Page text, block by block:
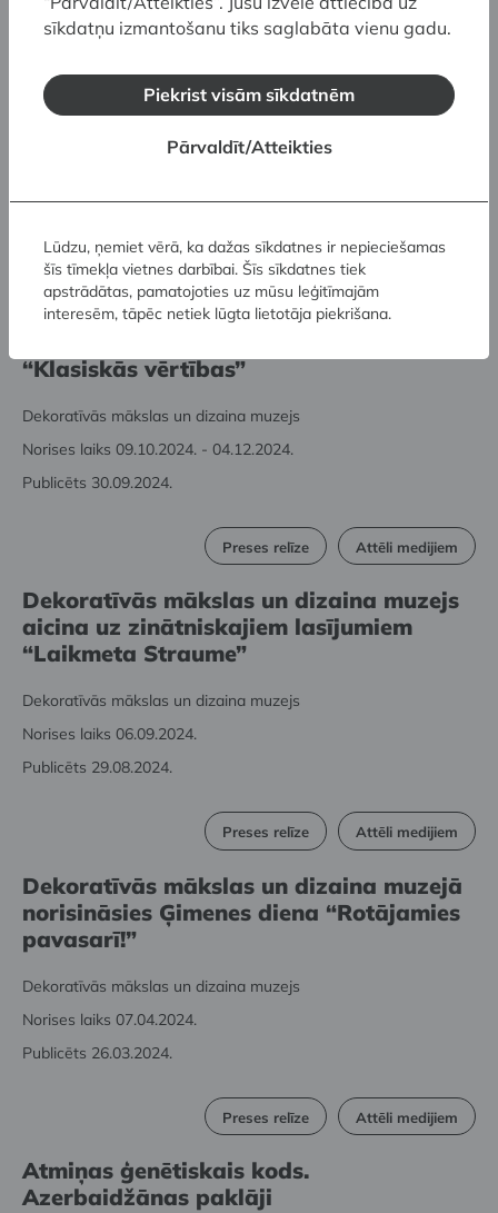
Dekoratīvās mākslas un dizaina muzejā
stiklā”
Publicēts 09.04.2025.
Preses relīze Attēli medijiem
Dekoratīvās mākslas un dizaina muzejs
“Klasiskās vērtības”
Dekoratīvās mākslas un dizaina muzejs
Norises laiks 09.10.2024. - 04.12.2024.
Publicēts 30.09.2024.
Preses relīze Attēli medijiem
Dekoratīvās mākslas un dizaina muzejs
aicina uz zinātniskajiem lasījumiem
“Laikmeta Straume”
Dekoratīvās mākslas un dizaina muzejs
Norises laiks 06.09.2024.
Publicēts 29.08.2024.
Preses relīze Attēli medijiem
Dekoratīvās mākslas un dizaina muzejā
norisināsies Ģimenes diena “Rotājamies
pavasarī!”
Dekoratīvās mākslas un dizaina muzejs
Norises laiks 07.04.2024.
Publicēts 26.03.2024.
Preses relīze Attēli medijiem
Atmiņas ģenētiskais kods.
Azerbaidžānas paklāji
sīkdatņu izmantošanu tiks saglabāta vienu gadu.
Piekrist visām sīkdatnēm
Pārvaldīt/Atteikties
Lūdzu, ņemiet vērā, ka dažas sīkdatnes ir nepieciešamas
šīs tīmekļa vietnes darbībai. Šīs sīkdatnes tiek
apstrādātas, pamatojoties uz mūsu leģitīmajām
interesēm, tāpēc netiek lūgta lietotāja piekrišana.